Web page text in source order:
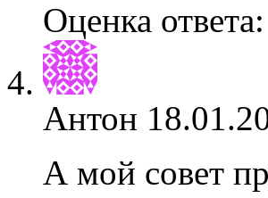
Оценка
Антон
А мой совет